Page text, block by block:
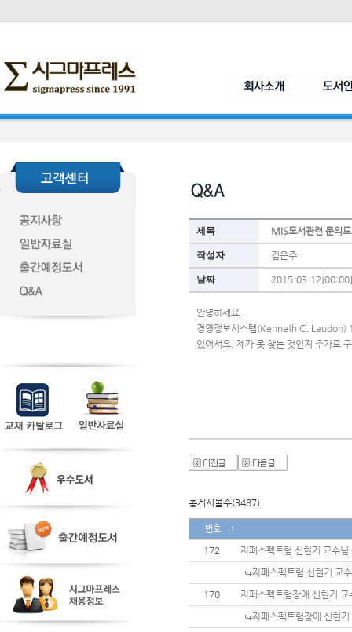
제목 MIS도서관련 문의
작성자 김은주
날짜 2015-03-12[00:00]
안녕하세요.
경영정보시스템(Kenneth C. Laudon)
있어서요. 제가 못 찾는 것인지 추가로
총게시물수(3487)
번호
172
자폐스펙트럼 신현기 교수님
자폐스펙트럼 신현기 교
170
자페스펙트럼장애 신현기 교
자페스펙트럼장애 신현